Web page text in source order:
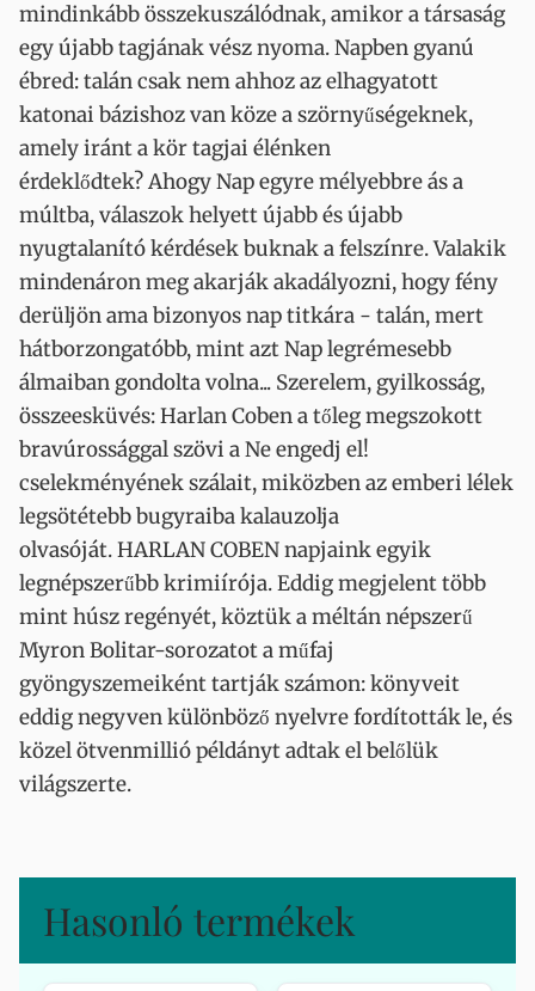
mindinkább összekuszálódnak, amikor a társaság
egy újabb tagjának vész nyoma. Napben gyanú
ébred: talán csak nem ahhoz az elhagyatott
katonai bázishoz van köze a szörnyűségeknek,
amely iránt a kör tagjai élénken
érdeklődtek? Ahogy Nap egyre mélyebbre ás a
múltba, válaszok helyett újabb és újabb
nyugtalanító kérdések buknak a felszínre. Valakik
mindenáron meg akarják akadályozni, hogy fény
derüljön ama bizonyos nap titkára - talán, mert
hátborzongatóbb, mint azt Nap legrémesebb
álmaiban gondolta volna... Szerelem, gyilkosság,
összeesküvés: Harlan Coben a tőleg megszokott
bravúrossággal szövi a Ne engedj el!
cselekményének szálait, miközben az emberi lélek
legsötétebb bugyraiba kalauzolja
olvasóját. HARLAN COBEN napjaink egyik
legnépszerűbb krimiírója. Eddig megjelent több
mint húsz regényét, köztük a méltán népszerű
Myron Bolitar-sorozatot a műfaj
gyöngyszemeiként tartják számon: könyveit
eddig negyven különböző nyelvre fordították le, és
közel ötvenmillió példányt adtak el belőlük
világszerte.
Hasonló termékek